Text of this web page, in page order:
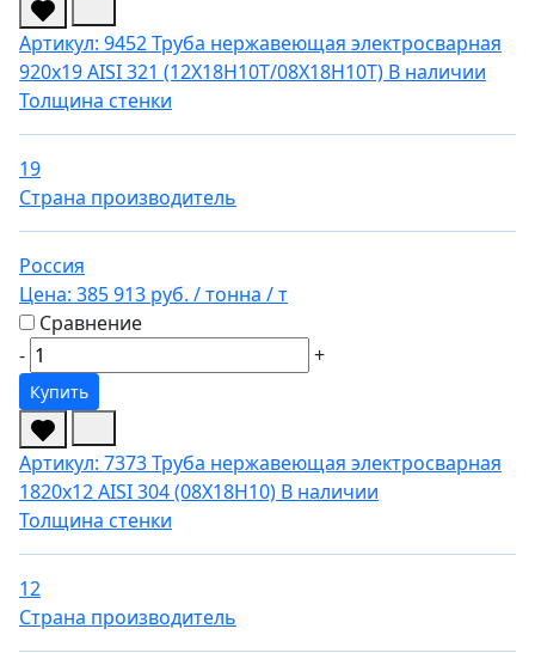
Артикул: 9452Труба нержавеющая электросварная
920х19 AISI 321 (12Х18Н10Т/08Х18Н10Т) В наличии
Толщина стенки
19
Страна производитель
Россия
Цена: 385 913 руб. / тонна / т
Сравнение
-
+
Купить
Артикул: 7373Труба нержавеющая электросварная
1820х12 AISI 304 (08Х18Н10) В наличии
Толщина стенки
12
Страна производитель